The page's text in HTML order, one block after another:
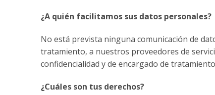
¿A quién facilitamos sus datos personales?
No está prevista ninguna comunicación de
tratamiento, a nuestros proveedores de
confidencialidad y de encargado de
¿Cuáles son tus derechos?